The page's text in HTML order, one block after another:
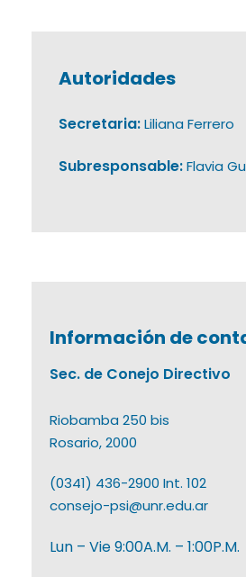
Autoridades
Secretaria:Liliana Ferrero
Subresponsable:Flavia
Información de
Sec. de Conejo Directivo
Riobamba 250 bis
Rosario, 2000
(0341) 436-2900 Int. 102
consejo-psi@unr.edu.ar
Lun – Vie 9:00A.M. – 1:00P.M.